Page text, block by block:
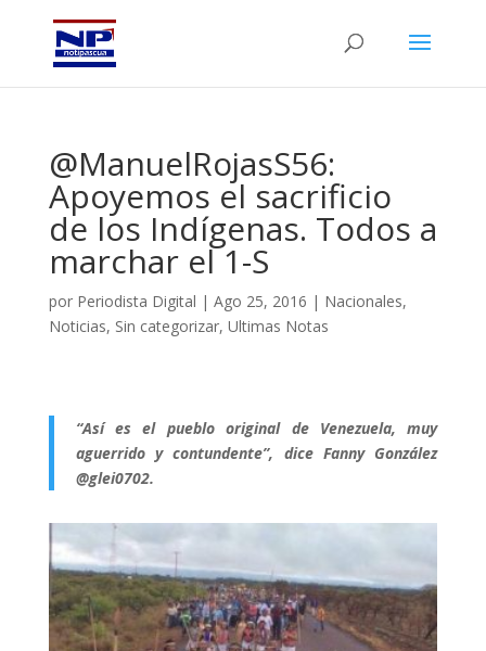
@ManuelRojasS56:
Apoyemos el sacrificio
de los Indígenas. Todos a
marchar el 1-S
por Periodista Digital | Ago 25, 2016 | Nacionales,
Noticias, Sin categorizar, Ultimas Notas
“Así es el pueblo original de Venezuela, muy
aguerrido y contundente”, dice Fanny González
@glei0702.